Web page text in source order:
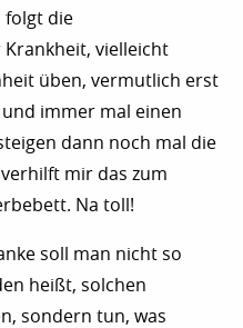
folgt die
vielleicht
üben, vermutlich erst
immer mal einen
dann noch mal die
mir das zum
Na toll!
soll man nicht so
heißt, solchen
sondern tun, was